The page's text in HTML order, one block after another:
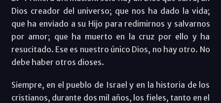
Dios creador del universo; que nos ha dado la vida;
que ha enviado a su Hijo para redimirnos y salvarnos
por amor; que ha muerto en la cruz por ello y ha
resucitado. Ese es nuestro único Dios, no hay otro. No
debe haber otros dioses.
Siempre, en el pueblo de Israel y en la historia de los
cristianos, durante dos mil años, los fieles, tanto en el